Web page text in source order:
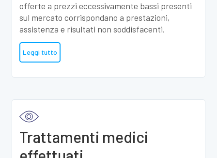
offerte a prezzi eccessivamente bassi presenti
sul mercato corrispondano a prestazioni,
assistenza e risultati non soddisfacenti.
Leggi tutto
Trattamenti medici